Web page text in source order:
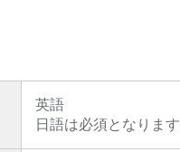
英語
日語は必須となりま